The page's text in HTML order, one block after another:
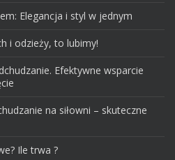
Elegancja i styl w jednym
i odzieży, to lubimy!
Efektywne wsparcie
na siłowni – skuteczne
Ile trwa ?